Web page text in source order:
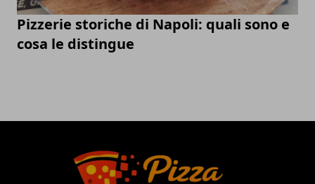
Pizzerie storiche di Napoli: quali sono e
cosa le distingue